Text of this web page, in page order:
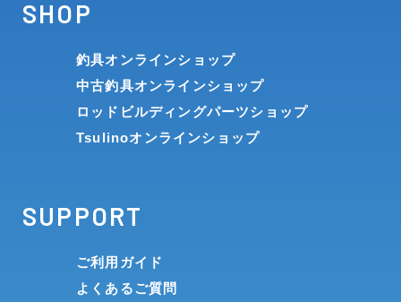
SHOP
釣具オンラインショップ
中古釣具オンラインショップ
ロッドビルディングパーツショップ
Tsulinoオンラインショップ
SUPPORT
ご利用ガイド
よくあるご質問